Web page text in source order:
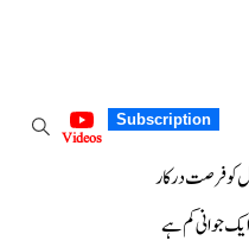
Subscription
Videos
کو فرصت درکار
جوانی کم ہے